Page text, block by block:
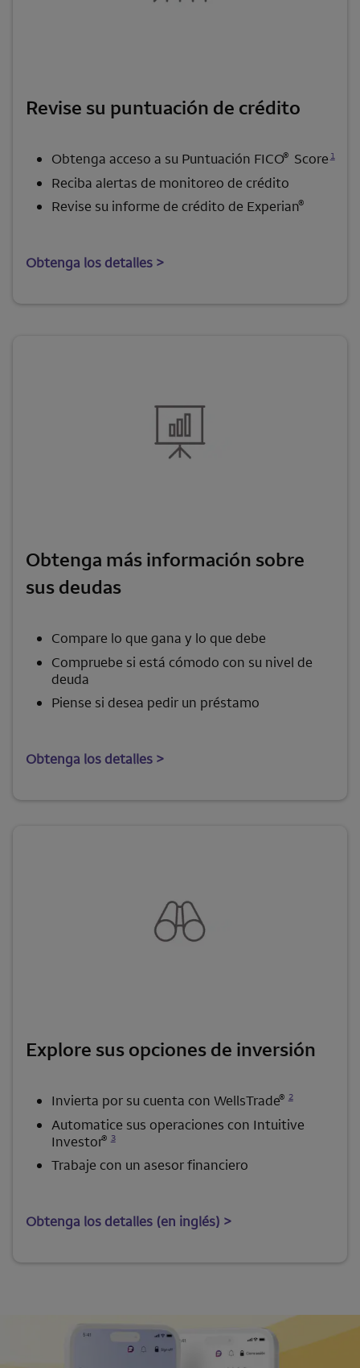
Revise su puntuación de crédito
Obtenga acceso a su Puntuación FICO® Score 1
Reciba alertas de monitoreo de crédito
Revise su informe de crédito de Experian®
Obtenga los detalles >
Obtenga más información sobre
sus deudas
Compare lo que gana y lo que debe
Compruebe si está cómodo con su nivel de
deuda
Piense si desea pedir un préstamo
Obtenga los detalles >
Explore sus opciones de inversión
Invierta por su cuenta con WellsTrade® 2
Automatice sus operaciones con Intuitive
Investor®
Se abre una modalidad para nota al pie
3
Trabaje con un asesor financiero
Obtenga los detalles (en inglés) >